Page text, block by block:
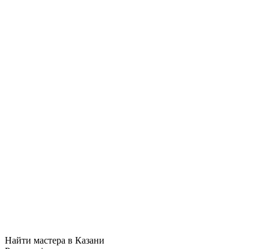
Найти мастера в Казани